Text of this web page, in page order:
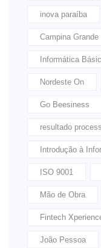
inova paraíba
Campina Grande
Informática
Nordeste On
Go Beesiness
resultado
Introdução à
ISO 9001
Mão de Obra
Fintech
João Pessoa